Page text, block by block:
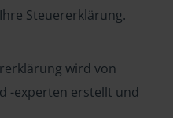
Steuererklärung.
wird von
-experten erstellt und